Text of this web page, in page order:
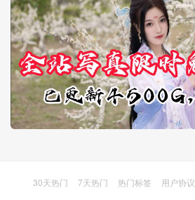
30天热门 7天热门 热门标签 用户协议